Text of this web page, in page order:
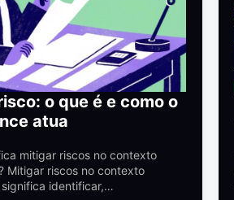
o que é e como o
atua
mitigar riscos no contexto
Mitigar riscos no contexto
identificar,…